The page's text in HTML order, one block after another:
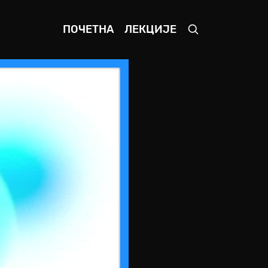
ПОЧЕТНА ЛЕКЦИЈЕ